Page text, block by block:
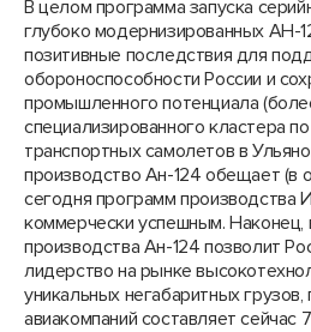
В целом программа запуска
глубоко модернизированных АН-
позитивные последствия для
обороноспособности России и
промышленного потенциала
специализированного кластера
транспортных самолетов в
производство Ан-124 обещает (в
сегодня программ производства
коммерчески успешным. Наконец,
производства Ан-124 позволит
лидерство на рынке
уникальных негабаритных
авиакомпаний составляет сейчас